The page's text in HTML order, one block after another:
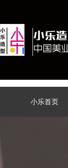
小乐首页